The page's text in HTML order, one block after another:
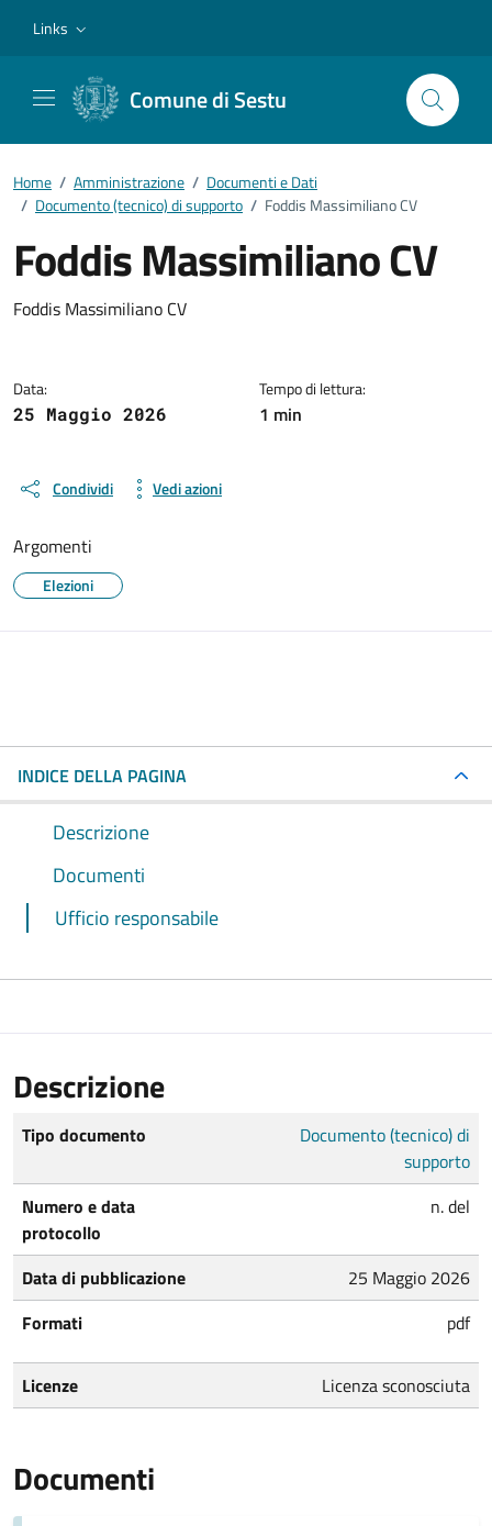
Links
Comune di Sestu
Home / Amministrazione / Documenti e Dati
/ Documento (tecnico) di supporto / Foddis Massimiliano CV
Foddis Massimiliano CV
Dettagli del documento
Foddis Massimiliano CV
Data:
25 Maggio 2026
Tempo di lettura:
1 min
Condividi Vedi azioni
Argomenti
Elezioni
INDICE DELLA PAGINA
Descrizione
Documenti
Ufficio responsabile
Descrizione
Tipo documento
Documento (tecnico) di
supporto
Numero e data
protocollo
n. del
Data di pubblicazione
25 Maggio 2026
Formati
pdf
Licenze Licenza sconosciuta
Documenti